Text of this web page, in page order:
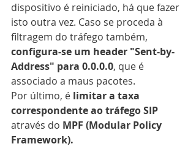
dispositivo é reiniciado, há que fazer
isto outra vez. Caso se proceda à
filtragem do tráfego também,
configura-se um header "Sent-by-
Address" para 0.0.0.0, que é
associado a maus pacotes.
Por último, é limitar a taxa
correspondente ao tráfego SIP
através do MPF (Modular Policy
Framework).